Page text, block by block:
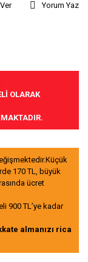
Yorum Yaz
OLARAK
170 TL, büyük
ücret
900 TL’ye kadar
almanızı rica